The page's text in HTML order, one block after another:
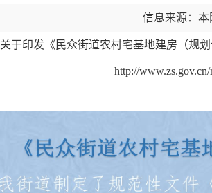
信息来源：本
关于印发《民众街道农村宅基地建房（规
http://